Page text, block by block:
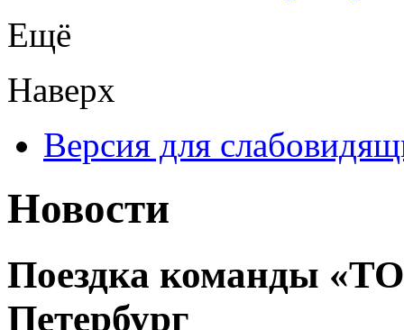
Ещё
Наверх
Версия для
Новости
Поездка команды
Петербург